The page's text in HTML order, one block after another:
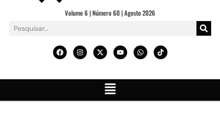
Volume 6 | Número 60 | Agosto 2026